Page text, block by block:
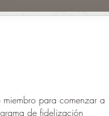
miembro para comenzar a
de fidelización